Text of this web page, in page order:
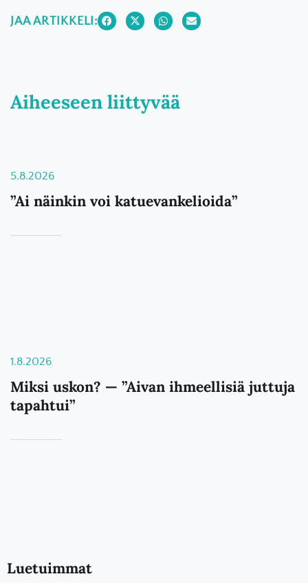
JAA ARTIKKELI:
Aiheeseen liittyvää
5.8.2026
”Ai näinkin voi katuevankelioida”
1.8.2026
Miksi uskon? — ”Aivan ihmeellisiä juttuja
tapahtui”
Luetuimmat